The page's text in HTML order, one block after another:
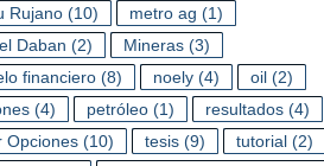
Rujano (10) metro ag (1)
Daban (2) Mineras (3)
financiero (8) noely (4) oil (2)
(4) petróleo (1) resultados (4)
Opciones (10) tesis (9) tutorial (2)